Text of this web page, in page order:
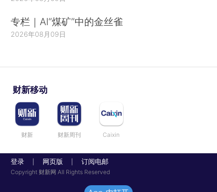
专栏｜AI“煤矿”中的金丝雀
2026年08月09日
财新移动
财新 财新周刊 Caixin
登录 网页版 订阅电邮
Copyright 财新网 All Rights Reserved